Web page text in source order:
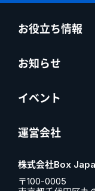
お役立ち情報
お知らせ
イベント
運営会社
株式会社Box
〒100-0005